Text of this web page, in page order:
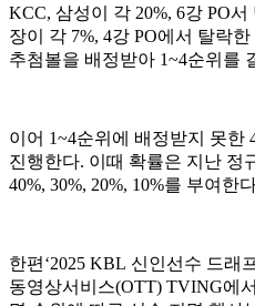
KCC, 삼성이 각 20%, 6강 PO
장이 각 7%, 4강 PO에서 탈락
추첨볼을 배정받아 1~4순위를
이어 1~4순위에 배정받지 못한
진행한다. 이때 확률은 지난 정
40%, 30%, 20%, 10%를 부여한
한편‘2025 KBL 신인선수 드래
동영상서비스(OTT) TVING에